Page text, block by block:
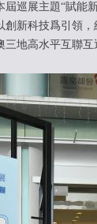
展主題“賦能
新科技爲引領
地高水平互聯